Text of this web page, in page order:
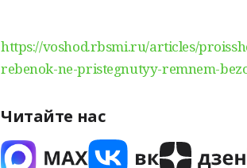
https://voshod.rbsmi.ru/articles/
rebenok-ne-pristegnutyy-remnem-
Читайте нас